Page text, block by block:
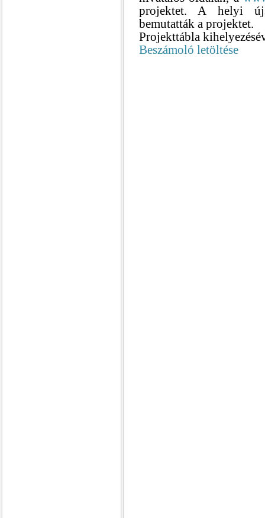
projektet. A helyi
bemutatták a projektet.
Projekttábla
Beszámoló letöltése